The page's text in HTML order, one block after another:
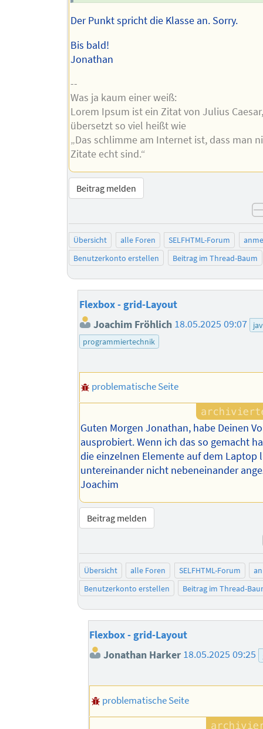
Der Punkt spricht die Klasse an. Sorry.
Bis bald!
Jonathan
--
Was ja kaum einer weiß:
Lorem Ipsum ist ein Zitat von Julius
übersetzt so viel heißt wie
„Das schlimme am Internet ist, dass man
Zitate echt sind.“
Beitrag melden
Übersicht alle Foren SELFHTML-Forum
Benutzerkonto erstellen
Beitrag im Thread-Baum
Flexbox - grid-Layout
Joachim Fröhlich 18.05.2025 09:07
programmiertechnik
problematische Seite
Guten Morgen Jonathan, habe Deinen
ausprobiert. Wenn ich das so gemacht
die einzelnen Elemente auf dem Laptop
untereinander nicht nebeneinander
Joachim
Beitrag melden
Übersicht alle Foren SELFHTML-Forum
Benutzerkonto erstellen
Beitrag im Thread-
Flexbox - grid-Layout
Jonathan Harker 18.05.2025 09:25
problematische Seite